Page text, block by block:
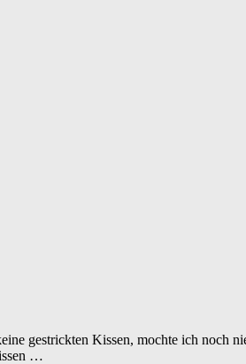
gestrickten Kissen, mochte ich noch
…